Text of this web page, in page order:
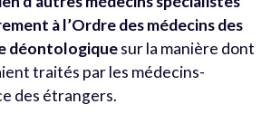
à l’Ordre des médecins des
déontologiquesur la manière dont
traités par les médecins-
des étrangers.